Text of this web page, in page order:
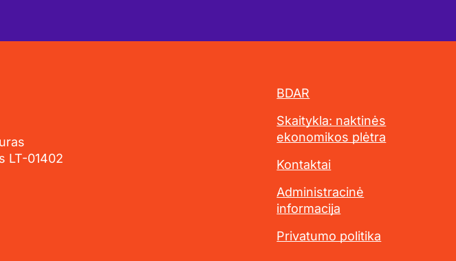
LT-01402
BDAR
Skaitykla: naktinės
ekonomikos plėtra
Kontaktai
Administracinė
informacija
Privatumo politika